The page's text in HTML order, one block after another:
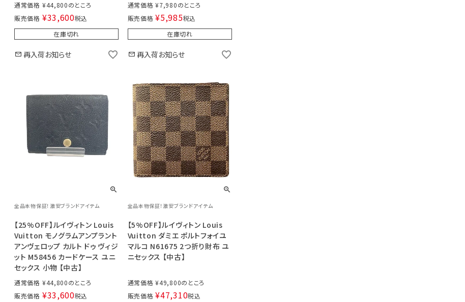
通常価格 ¥44,800
販売価格 ¥33,600税込
在庫切れ
再入荷お知らせ
通常価格 ¥7,980
販売価格 ¥5,985税込
在庫切れ
再入荷お知らせ
全品本物保証！激安ブランドアイテム
【25%OFF】ルイヴィトン Louis
Vuitton モノグラムアンプラント
アンヴェロップ カルト ドゥ ヴィジ
ット M58456 カードケース ユニ
セックス 小物 【中古】
通常価格 ¥44,800
販売価格 ¥33,600税込
全品本物保証！激安ブランドアイテム
【5%OFF】ルイヴィトン Louis
Vuitton ダミエ ポルトフォイユ
マルコ N61675 2つ折り財布 ユ
ニセックス 【中古】
通常価格 ¥49,800
販売価格 ¥47,310税込